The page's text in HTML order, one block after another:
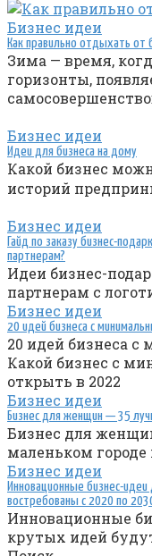
Бизнес идеи
Как правильно отдыхать от
Зима — время,
горизонты,
Бизнес идеи
Идеи для бизнеса на дому
Какой бизнес
историй
Бизнес идеи
Гайд по заказу бизнес-
партнерам?
Идеи бизнес-
партнерам с
Бизнес идеи
20 идей бизнеса с
20 идей бизнеса
Какой бизнес с
открыть в 2022
Бизнес идеи
Бизнес для женщин — 35
Бизнес для
маленьком
Бизнес идеи
Инновационные бизнес-
востребованы с 2020 по
Инновационные
крутых идей